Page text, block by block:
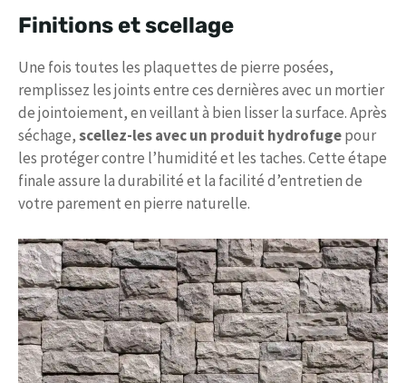
Finitions et scellage
Une fois toutes les plaquettes de pierre posées,
remplissez les joints entre ces dernières avec un mortier
de jointoiement, en veillant à bien lisser la surface. Après
séchage,scellez-les avec un produit hydrofugepour
les protéger contre l’humidité et les taches. Cette étape
finale assure la durabilité et la facilité d’entretien de
votre parement en pierre naturelle.